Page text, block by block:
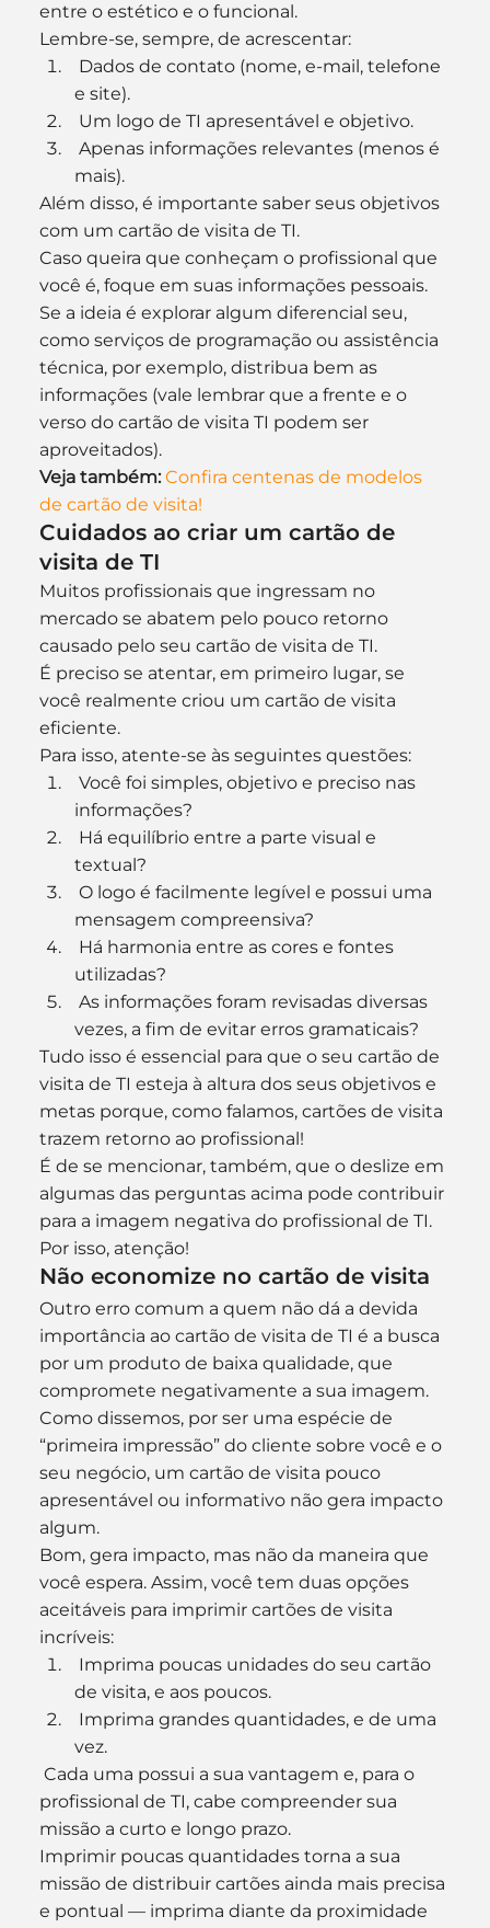
entre o estético e o funcional.
Lembre-se, sempre, de acrescentar:
e site).
Um logo de TI apresentável e objetivo.
mais).
Além disso, é importante saber seus objetivos
com um cartão de visita de TI.
Caso queira que conheçam o profissional que
você é, foque em suas informações pessoais.
Se a ideia é explorar algum diferencial seu,
como serviços de programação ou assistência
técnica, por exemplo, distribua bem as
informações (vale lembrar que a frente e o
verso do cartão de visita TI podem ser
aproveitados).
Veja também: Confira centenas de modelos
de cartão de visita!
Cuidados ao criar um cartão de
visita de TI
Muitos profissionais que ingressam no
mercado se abatem pelo pouco retorno
causado pelo seu cartão de visita de TI.
É preciso se atentar, em primeiro lugar, se
você realmente criou um cartão de visita
eficiente.
Para isso, atente-se às seguintes questões:
informações?
textual?
mensagem compreensiva?
utilizadas?
vezes, a fim de evitar erros gramaticais?
Tudo isso é essencial para que o seu cartão de
visita de TI esteja à altura dos seus objetivos e
metas porque, como falamos, cartões de visita
trazem retorno ao profissional!
É de se mencionar, também, que o deslize em
algumas das perguntas acima pode contribuir
para a imagem negativa do profissional de TI.
Por isso, atenção!
Não economize no cartão de visita
Outro erro comum a quem não dá a devida
importância ao cartão de visita de TI é a busca
por um produto de baixa qualidade, que
compromete negativamente a sua imagem.
Como dissemos, por ser uma espécie de
“primeira impressão” do cliente sobre você e o
seu negócio, um cartão de visita pouco
apresentável ou informativo não gera impacto
algum.
Bom, gera impacto, mas não da maneira que
você espera. Assim, você tem duas opções
aceitáveis para imprimir cartões de visita
incríveis:
de visita, e aos poucos.
vez.
profissional de TI, cabe compreender sua
missão a curto e longo prazo.
Imprimir poucas quantidades torna a sua
missão de distribuir cartões ainda mais precisa
e pontual — imprima diante da proximidade